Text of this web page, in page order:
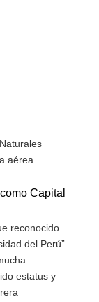
aérea.
Capital
reconocido
del Perú”.
estatus y